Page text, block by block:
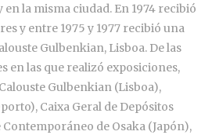
la misma ciudad. En 1974 recibió
y entre 1975 y 1977 recibió una
Gulbenkian, Lisboa. De las
en las que realizó exposiciones,
Gulbenkian (Lisboa),
Caixa Geral de Depósitos
de Osaka (Japón),